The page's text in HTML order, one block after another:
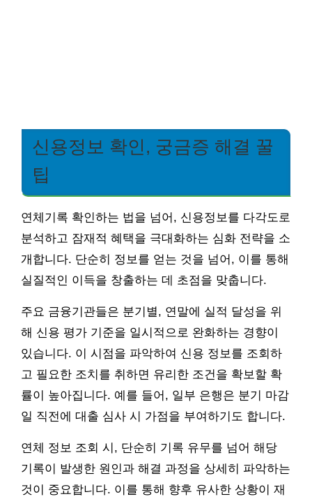
신용정보 확인, 궁금증 해결 꿀
팁
연체기록 확인하는 법을 넘어, 신용정보를 다각도로
분석하고 잠재적 혜택을 극대화하는 심화 전략을 소
개합니다. 단순히 정보를 얻는 것을 넘어, 이를 통해
실질적인 이득을 창출하는 데 초점을 맞춥니다.
주요 금융기관들은 분기별, 연말에 실적 달성을 위
해 신용 평가 기준을 일시적으로 완화하는 경향이
있습니다. 이 시점을 파악하여 신용 정보를 조회하
고 필요한 조치를 취하면 유리한 조건을 확보할 확
률이 높아집니다. 예를 들어, 일부 은행은 분기 마감
일 직전에 대출 심사 시 가점을 부여하기도 합니다.
연체 정보 조회 시, 단순히 기록 유무를 넘어 해당
기록이 발생한 원인과 해결 과정을 상세히 파악하는
것이 중요합니다. 이를 통해 향후 유사한 상황이 재